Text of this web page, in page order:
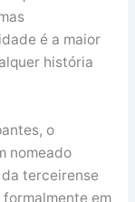
é a maior
história
o
nomeado
terceirense
em